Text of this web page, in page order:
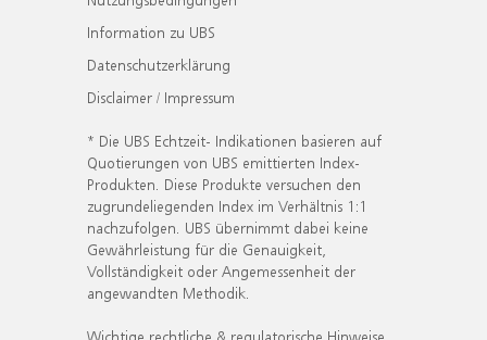
Information zu UBS
Datenschutzerklärung
Disclaimer / Impressum
* Die UBS Echtzeit- Indikationen basieren auf
Quotierungen von UBS emittierten Index-
Produkten. Diese Produkte versuchen den
zugrundeliegenden Index im Verhältnis 1:1
nachzufolgen. UBS übernimmt dabei keine
Gewährleistung für die Genauigkeit,
Vollständigkeit oder Angemessenheit der
angewandten Methodik.